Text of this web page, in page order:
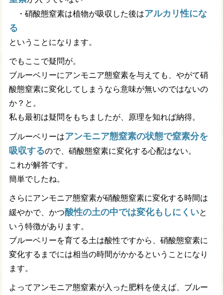
・硝酸態窒素は植物が吸収した後はアルカリ性にな
る
ということになります。
でもここで疑問が。
ブルーベリーにアンモニア態窒素を与えても、やがて硝
酸態窒素に変化してしまうなら意味が無いのではないの
か？と。
私も最初は疑問をもちましたが、原理を知れば納得。
ブルーベリーはアンモニア態窒素の状態で窒素分を
吸収するので、硝酸態窒素に変化する心配はない。
これが解答です。
簡単でしたね。
さらにアンモニア態窒素が硝酸態窒素に変化する時間は
緩やかで、かつ酸性の土の中では変化もしにくいと
いう特徴があります。
ブルーベリーを育てる土は酸性ですから、硝酸態窒素に
変化するまでには相当の時間がかかるということになり
ます。
よってアンモニア態窒素が入った肥料を使えば、ブルー